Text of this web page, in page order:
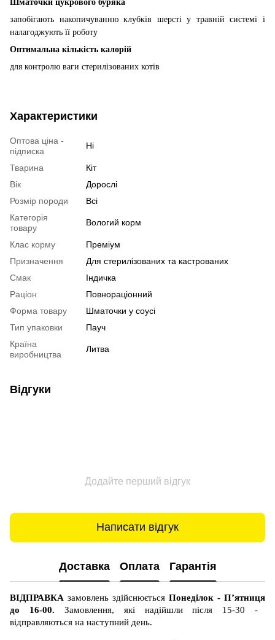
Шматочки цукрового буряка
запобігають накопичуванню клубків шерсті у травній системі і
налагоджують її роботу
Оптимальна кількість калорій
для контролю ваги стерилізованих котів
Характеристики
Оптова ціна -
підписка
Ні
Тварина
Кіт
Вік
Дорослі
Розмір породи
Всі
Категорія
товару
Вологий корм
Клас корму
Преміум
Призначення
Для стерилізованих та кастрованих
Смак
Індичка
Раціон
Повнораціонний
Форма товару
Шматочки у соусі
Тип упаковки
Пауч
Країна
виробництва
Литва
Відгуки
Додайте перший відгук
Написати відгук
Доставка Оплата Гарантія
ВІДПРАВКА замовлень здійснюється Понеділок - П’ятниця
до 16-00. Замовлення, які надійшли після 15-30 -
відправляються на наступний день.